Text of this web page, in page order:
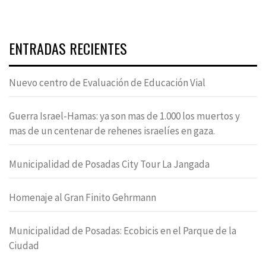
ENTRADAS RECIENTES
Nuevo centro de Evaluación de Educación Vial
Guerra Israel-Hamas: ya son mas de 1.000 los muertos y
mas de un centenar de rehenes israelíes en gaza.
Municipalidad de Posadas City Tour La Jangada
Homenaje al Gran Finito Gehrmann
Municipalidad de Posadas: Ecobicis en el Parque de la
Ciudad